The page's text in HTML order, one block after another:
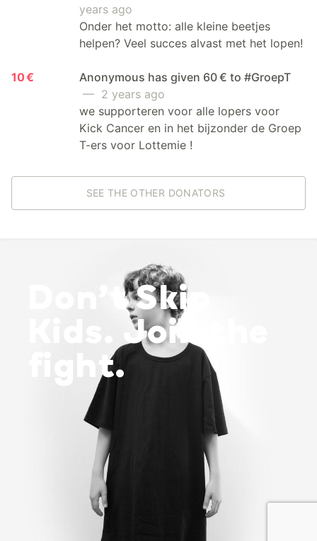
years ago
Onder het motto: alle kleine beetjes
helpen? Veel succes alvast met het lopen!
10 €
Anonymous has given 60 € to #GroepT
— 2 years ago
we supporteren voor alle lopers voor
Kick Cancer en in het bijzonder de Groep
T-ers voor Lottemie !
SEE THE OTHER DONATORS
Don’t Skip
Kids. Join the
fight.